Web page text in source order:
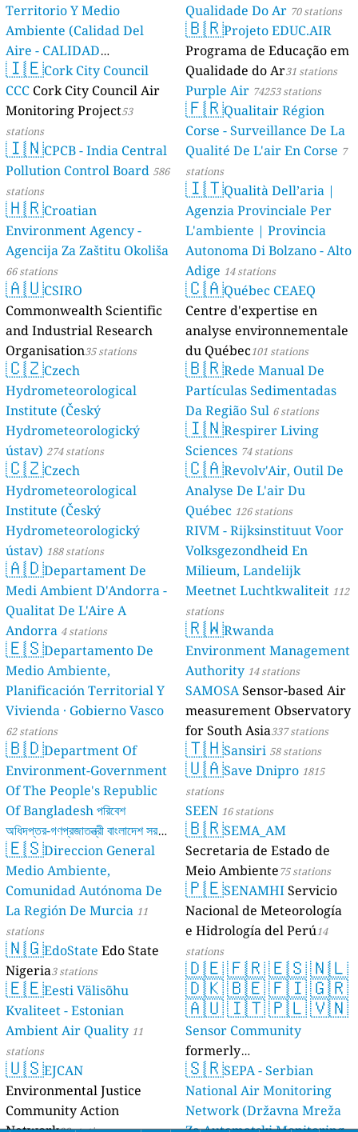
Territorio Y Medio
Ambiente (Calidad Del
Aire - CALIDAD
AMBIENTAL) 23 stations
🇮🇪Cork City Council
CCC Cork City Council Air
Monitoring Project53
stations
🇮🇳CPCB - India Central
Pollution Control Board 586
stations
🇭🇷Croatian
Environment Agency -
Agencija Za Zaštitu Okoliša
66 stations
🇦🇺CSIRO
Commonwealth Scientific
and Industrial Research
Organisation35 stations
🇨🇿Czech
Hydrometeorological
Institute (Český
Hydrometeorologický
ústav) 274 stations
🇨🇿Czech
Hydrometeorological
Institute (Český
Hydrometeorologický
ústav) 188 stations
🇦🇩Departament De
Medi Ambient D'Andorra -
Qualitat De L'Aire A
Andorra 4 stations
🇪🇸Departamento De
Medio Ambiente,
Planificación Territorial Y
Vivienda · Gobierno Vasco
62 stations
🇧🇩Department Of
Environment-Government
Of The People's Republic
Of Bangladesh পরিবেশ
অধিদপ্তর-গণপ্রজাতন্ত্রী বাংলাদেশ সরকার
17 stations
🇪🇸Direccion General
Medio Ambiente,
Comunidad Autónoma De
La Región De Murcia 11
stations
🇳🇬EdoState Edo State
Nigeria3 stations
🇪🇪Eesti Välisõhu
Kvaliteet - Estonian
Ambient Air Quality 11
stations
🇺🇸EJCAN
Environmental Justice
Community Action
Qualidade Do Ar 70 stations
🇧🇷Projeto EDUC.AIR
Programa de Educação em
Qualidade do Ar31 stations
Purple Air 74253 stations
🇫🇷Qualitair Région
Corse - Surveillance De La
Qualité De L'air En Corse 7
stations
🇮🇹Qualità Dell’aria |
Agenzia Provinciale Per
L'ambiente | Provincia
Autonoma Di Bolzano - Alto
Adige 14 stations
🇨🇦Québec CEAEQ
Centre d'expertise en
analyse environnementale
du Québec101 stations
🇧🇷Rede Manual De
Partículas Sedimentadas
Da Região Sul 6 stations
🇮🇳Respirer Living
Sciences 74 stations
🇨🇦Revolv'Air, Outil De
Analyse De L'air Du
Québec 126 stations
RIVM - Rijksinstituut Voor
Volksgezondheid En
Milieum, Landelijk
Meetnet Luchtkwaliteit 112
stations
🇷🇼Rwanda
Environment Management
Authority 14 stations
SAMOSASensor-based Air
measurement Observatory
for South Asia337 stations
🇹🇭Sansiri 58 stations
🇺🇦Save Dnipro 1815
stations
SEEN 16 stations
🇧🇷SEMA_AM
Secretaria de Estado de
Meio Ambiente75 stations
🇵🇪SENAMHIServicio
Nacional de Meteorología
e Hidrología del Perú14
stations
🇩🇪🇫🇷🇪🇸🇳🇱
🇩🇰🇧🇪🇫🇮🇬🇷
🇦🇺🇮🇹🇵🇱🇻🇳
Sensor Community
formerly
luftdaten.info35819 stations
🇸🇷SEPA - Serbian
National Air Monitoring
Network (Državna Mreža